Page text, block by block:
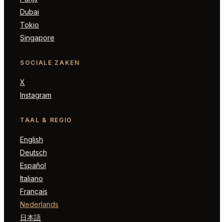
Dubai
Tokio
Singapore
SOCIALE ZAKEN
X
Instagram
TAAL & REGIO
English
Deutsch
Español
Italiano
Français
Nederlands
日本語